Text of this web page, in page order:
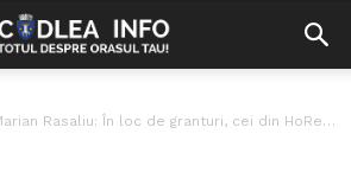
Rasaliu: În loc de granturi, cei din HoReCa sunt amenințați cu...